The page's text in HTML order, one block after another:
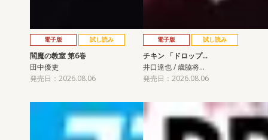
電子版 試し読み
閻魔の教室 第6巻
田中優吏
発売日：2026.08.06
電子版 試し読み
チキン 「ドロップ…
井口達也 / 歳脇将…
発売日：2026.08.06